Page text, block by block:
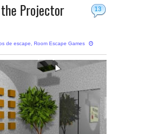
13
the Projector
de escape, Room Escape Games